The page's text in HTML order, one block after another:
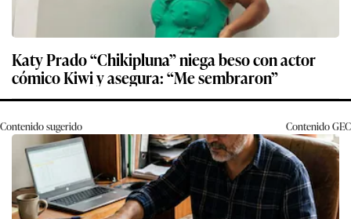
Katy Prado “Chikipluna” niega beso con actor
cómico Kiwi y asegura: “Me sembraron”
Contenido sugerido ContenidoGEC